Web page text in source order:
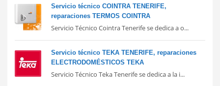
Servicio técnico COINTRA TENERIFE,
reparaciones TERMOS COINTRA
Servicio Técnico Cointra Tenerife se dedica a o...
Servicio técnico TEKA TENERIFE, reparaciones
ELECTRODOMÉSTICOS TEKA
Servicio Técnico Teka Tenerife se dedica a la i...